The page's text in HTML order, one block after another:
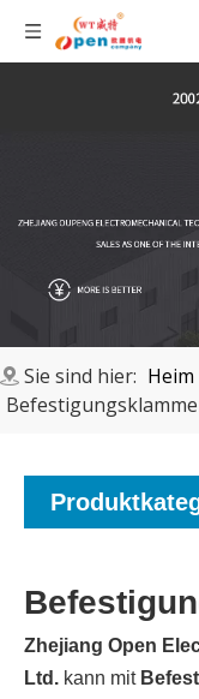
Sie sind hier: Heim
Zhejiang Open
Ltd. kann mit